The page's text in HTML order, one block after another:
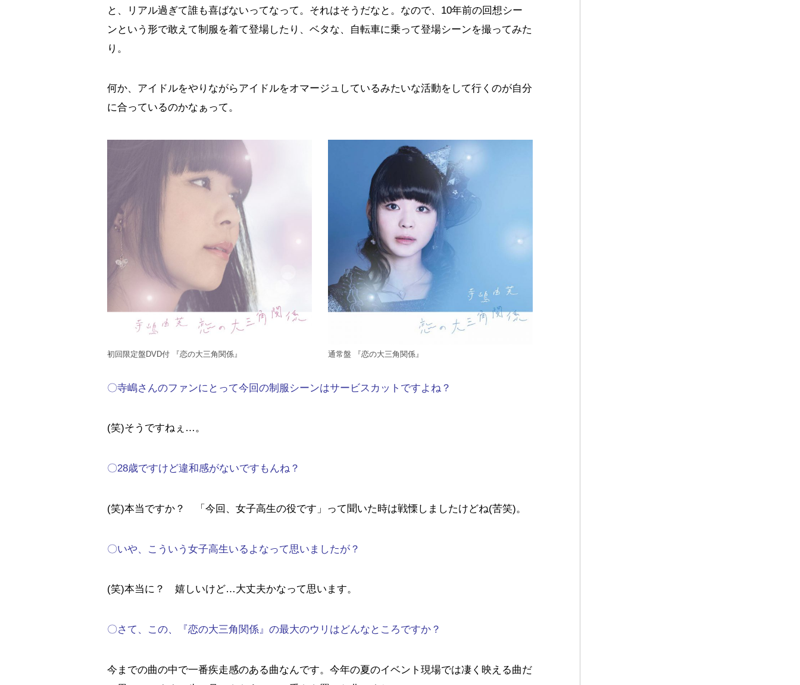
と、リアル過ぎて誰も喜ばないってなって。それはそうだなと。なので、10年前の回想シー
ンという形で敢えて制服を着て登場したり、ベタな、自転車に乗って登場シーンを撮ってみた
り。
何か、アイドルをやりながらアイドルをオマージュしているみたいな活動をして行くのが自分
に合っているのかなぁって。
初回限定盤DVD付 『恋の大三角関係』 通常盤 『恋の大三角関係』
〇寺嶋さんのファンにとって今回の制服シーンはサービスカットですよね？
(笑)そうですねぇ…。
〇28歳ですけど違和感がないですもんね？
(笑)本当ですか？ 「今回、女子高生の役です」って聞いた時は戦慄しましたけどね(苦笑)。
〇いや、こういう女子高生いるよなって思いましたが？
(笑)本当に？ 嬉しいけど…大丈夫かなって思います。
〇さて、この、『恋の大三角関係』の最大のウリはどんなところですか？
今までの曲の中で一番疾走感のある曲なんです。今年の夏のイベント現場では凄く映える曲だ